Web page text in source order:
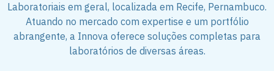
Laboratoriais em geral, localizada em Recife, Pernambuco.
Atuando no mercado com expertise e um portfólio
abrangente, a Innova oferece soluções completas para
laboratórios de diversas áreas.